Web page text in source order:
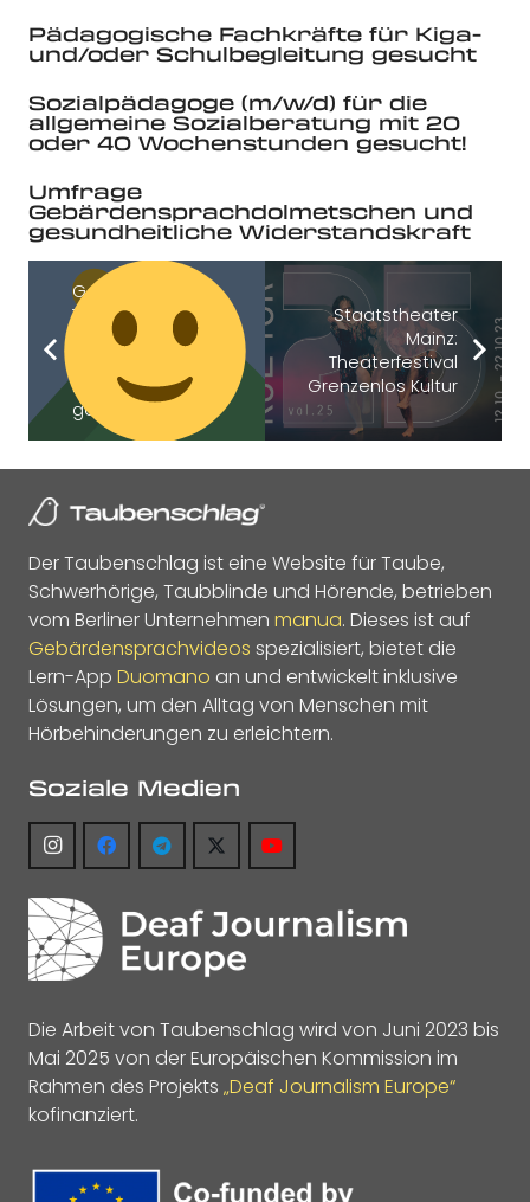
Pädagogische Fachkräfte für Kiga-
und/oder Schulbegleitung gesucht
Sozialpädagoge (m/w/d) für die
allgemeine Sozialberatung mit 20
oder 40 Wochenstunden gesucht!
Umfrage
Gebärdensprachdolmetschen und
gesundheitliche Widerstandskraft
Gehörlose
Teilnehmer:innen
für die Studie
Masterarbeit
gesucht
Staatstheater
Mainz:
Theaterfestival
Grenzenlos Kultur
Der Taubenschlag ist eine Website für Taube,
Schwerhörige, Taubblinde und Hörende, betrieben
vom Berliner Unternehmen manua. Dieses ist auf
Gebärdensprachvideos spezialisiert, bietet die
Lern-App Duomano an und entwickelt inklusive
Lösungen, um den Alltag von Menschen mit
Hörbehinderungen zu erleichtern.
Soziale Medien
Die Arbeit von Taubenschlag wird von Juni 2023 bis
Mai 2025 von der Europäischen Kommission im
Rahmen des Projekts „Deaf Journalism Europe“
kofinanziert.